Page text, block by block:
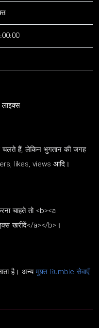
हैं, लेकिन भुगतान की जगह
likes, views आदि।
चाहते तो <b><a
खरीदें</a></b>।
है। अन्यमुफ़्त Rumble सेवाएँ